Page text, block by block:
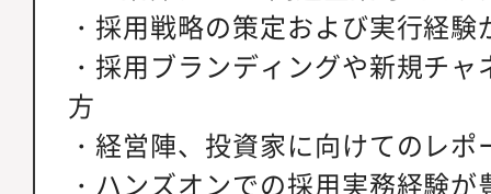
・採用戦略の策定および実行経験
・採用ブランディングや新規チ
方
・経営陣、投資家に向けてのレ
・ハンズオンでの採用実務経験が